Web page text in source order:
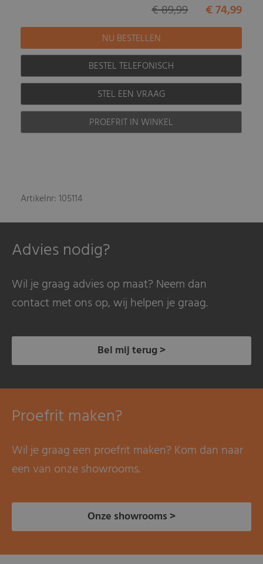
€ 74,99
€ 89,99
BESTEL TELEFONISCH
STEL EEN VRAAG
PROEFRIT IN WINKEL
Artikelnr: 105114
Advies nodig?
Wil je graag advies op maat? Neem dan
contact met ons op, wij helpen je graag.
Bel mij terug >
Proefrit maken?
Wil je graag een proefrit maken? Kom dan naar
een van onze showrooms.
Onze showrooms >